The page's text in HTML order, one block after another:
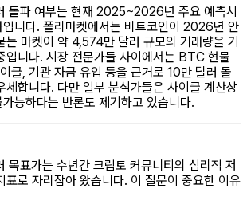
돌파 여부는 현재 2025~2026년 주요 예측시
니다. 폴리마켓에서는 비트코인이 2026년 안
는 마켓이 약 4,574만 달러 규모의 거래량을 기
입니다. 시장 전문가들 사이에서는 BTC 현물
클, 기관 자금 유입 등을 근거로 10만 달러 돌
세합니다. 다만 일부 분석가들은 사이클 계산상
능하다는 반론도 제기하고 있습니다.
목표가는 수년간 크립토 커뮤니티의 심리적 저
표로 자리잡아 왔습니다. 이 질문이 중요한 이유